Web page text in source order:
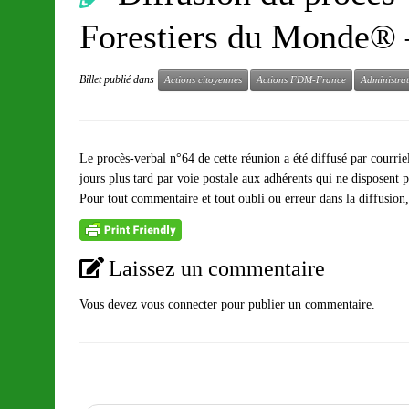
Forestiers du Monde®
Billet publié dans Actions citoyennes Actions FDM-France
Le procès-verbal n°64 de cette réunion a été diffusé par
jours plus tard par voie postale aux adhérents qui ne disposent
Pour tout commentaire et tout oubli ou erreur dans la
Laissez un commentaire
Vous devez vous connecter pour publier un commentaire.